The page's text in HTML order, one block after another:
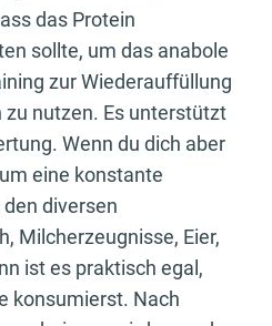
das Protein
sollte, um das anabole
zur Wiederauffüllung
zu nutzen. Es unterstützt
Wenn du dich aber
eine konstante
diversen
Milcherzeugnisse, Eier,
ist es praktisch egal,
konsumierst. Nach